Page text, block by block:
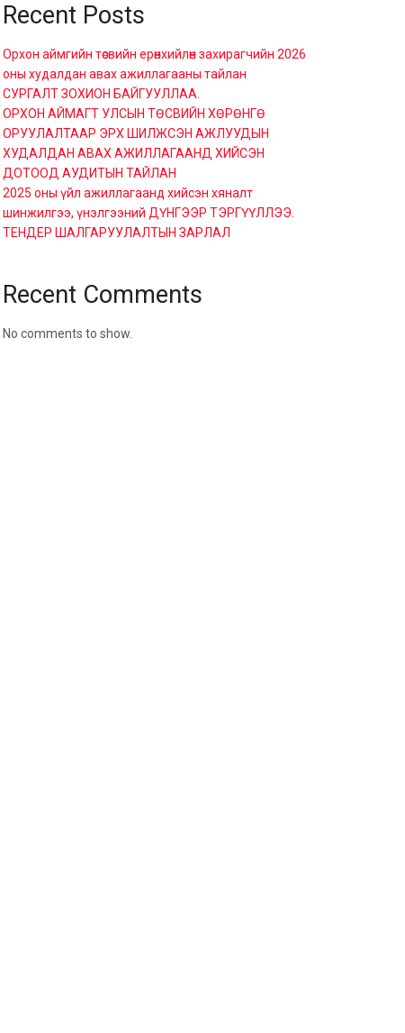
Recent Posts
Орхон аймгийн төсвийн ерөнхийлөн захирагчийн 2026
оны худалдан авах ажиллагааны тайлан
СУРГАЛТ ЗОХИОН БАЙГУУЛЛАА.
ОРХОН АЙМАГТ УЛСЫН ТӨСВИЙН ХӨРӨНГӨ
ОРУУЛАЛТААР ЭРХ ШИЛЖСЭН АЖЛУУДЫН
ХУДАЛДАН АВАХ АЖИЛЛАГААНД ХИЙСЭН
ДОТООД АУДИТЫН ТАЙЛАН
2025 оны үйл ажиллагаанд хийсэн хяналт
шинжилгээ, үнэлгээний ДҮНГЭЭР ТЭРГҮҮЛЛЭЭ.
ТЕНДЕР ШАЛГАРУУЛАЛТЫН ЗАРЛАЛ
Recent Comments
No comments to show.